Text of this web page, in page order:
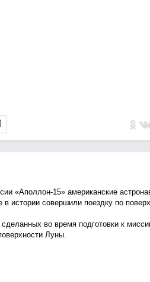
«Аполлон-15» американские
истории совершили поездку по
во время подготовки к
Луны.